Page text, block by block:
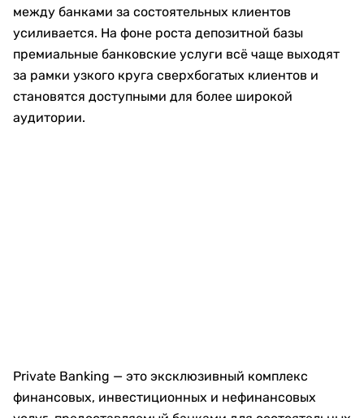
между банками за состоятельных клиентов
усиливается. На фоне роста депозитной базы
премиальные банковские услуги всё чаще выходят
за рамки узкого круга сверхбогатых клиентов и
становятся доступными для более широкой
аудитории.
Private Banking — это эксклюзивный комплекс
финансовых, инвестиционных и нефинансовых